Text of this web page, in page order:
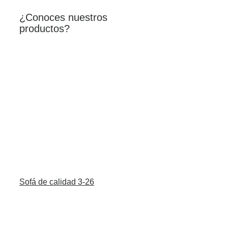
¿Conoces nuestros
productos?
Sofá de calidad 3-26